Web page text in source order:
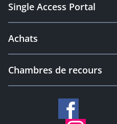
Single Access Portal
Achats
Chambres de recours